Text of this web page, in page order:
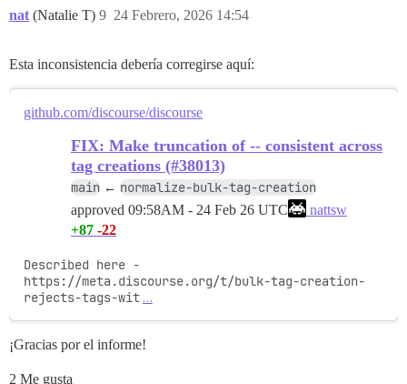
nat (Natalie T) 24 Febrero, 2026 14:54
9
Esta inconsistencia debería corregirse aquí:
github.com/discourse/discourse
FIX: Make truncation of -- consistent across
tag creations (#38013)
main ← normalize-bulk-tag-creation
approved 09:58AM - 24 Feb 26 UTC
nattsw
+87 -22
Described here -
https://meta.discourse.org/t/bulk-tag-creation-
rejects-tags-wit …
¡Gracias por el informe!
2 Me gusta